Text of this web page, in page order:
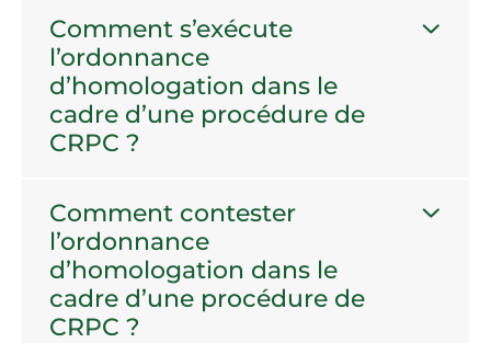
Comment s’exécute
l’ordonnance
d’homologation dans le
cadre d’une procédure de
CRPC ?
Comment contester
l’ordonnance
d’homologation dans le
cadre d’une procédure de
CRPC ?